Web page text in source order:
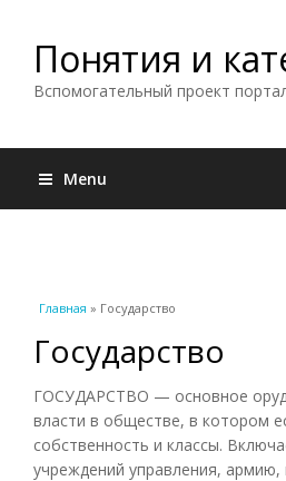
Понятия и
Вспомогательный проект
Menu
Вы здесь
Главная » Государство
Государство
ГОСУДАРСТВО — основное
власти в обществе, в котором
собственность и классы.
учреждений управления, армию,